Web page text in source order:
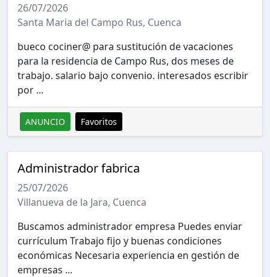
26/07/2026
Santa Maria del Campo Rus, Cuenca
bueco cociner@ para sustitución de vacaciones
para la residencia de Campo Rus, dos meses de
trabajo. salario bajo convenio. interesados escribir
por ...
ANUNCIO Favoritos
Administrador fabrica
25/07/2026
Villanueva de la Jara, Cuenca
Buscamos administrador empresa Puedes enviar
currículum Trabajo fijo y buenas condiciones
económicas Necesaria experiencia en gestión de
empresas ...